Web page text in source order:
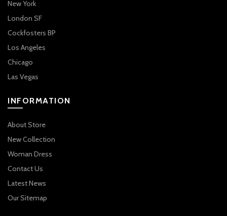
New York
London SF
Cockfosters BP
Los Angeles
Chicago
Las Vegas
INFORMATION
About Store
New Collection
Woman Dress
Contact Us
Latest News
Our Sitemap